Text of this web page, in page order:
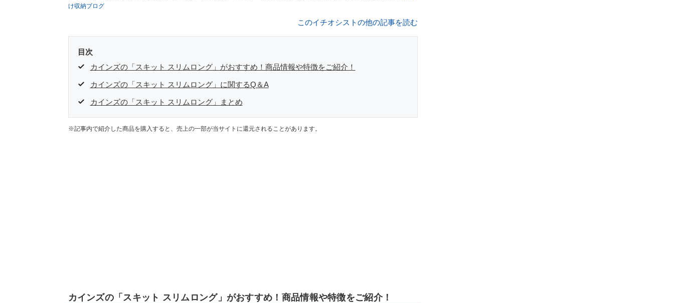
け収納ブログ
このイチオシストの他の記事を読む
目次
カインズの「スキット スリムロング」がおすすめ！商品情報や特徴をご紹介！
カインズの「スキット スリムロング」に関するQ＆A
カインズの「スキット スリムロング」まとめ
※記事内で紹介した商品を購入すると、売上の一部が当サイトに還元されることがあります。
カインズの「スキット スリムロング」がおすすめ！商品情報や特徴をご紹介！